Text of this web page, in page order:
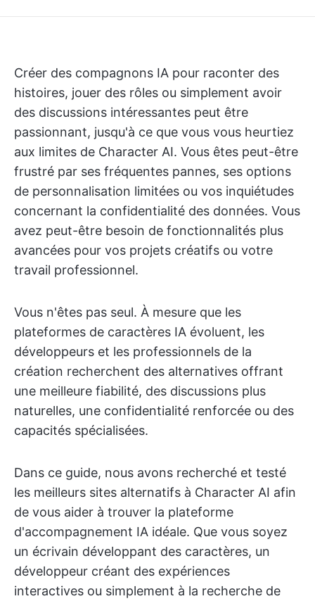
Créer des compagnons IA pour raconter des
histoires, jouer des rôles ou simplement avoir
des discussions intéressantes peut être
passionnant, jusqu'à ce que vous vous heurtiez
aux limites de Character AI. Vous êtes peut-être
frustré par ses fréquentes pannes, ses options
de personnalisation limitées ou vos inquiétudes
concernant la confidentialité des données. Vous
avez peut-être besoin de fonctionnalités plus
avancées pour vos projets créatifs ou votre
travail professionnel.
Vous n'êtes pas seul. À mesure que les
plateformes de caractères IA évoluent, les
développeurs et les professionnels de la
création recherchent des alternatives offrant
une meilleure fiabilité, des discussions plus
naturelles, une confidentialité renforcée ou des
capacités spécialisées.
Dans ce guide, nous avons recherché et testé
les meilleurs sites alternatifs à Character AI afin
de vous aider à trouver la plateforme
d'accompagnement IA idéale. Que vous soyez
un écrivain développant des caractères, un
développeur créant des expériences
interactives ou simplement à la recherche de